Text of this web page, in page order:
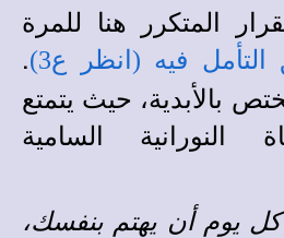
المتكرر هنا للمرة
فيه (انظر ع3)
.
بالأبدية، حيث يتمتع
النورانية السامية
يوم أن يهتم بنفسك،